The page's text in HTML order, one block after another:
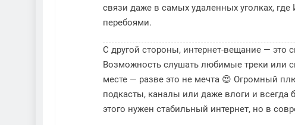
связи даже в самых удаленных уголках, где
перебоями.
С другой стороны, интернет-вещание — это
Возможность слушать любимые треки или
месте — разве это не мечта 😍 Огромный
подкасты, каналы или даже влоги и всегда
этого нужен стабильный интернет, но в